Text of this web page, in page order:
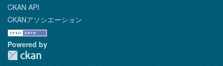
CKAN API
CKANアソシエーション
Powered by